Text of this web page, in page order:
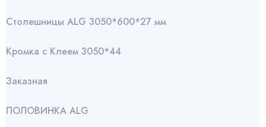
Столешницы ALG 3050*600*27 мм
Кромка с Клеем 3050*44
Заказная
ПОЛОВИНКА ALG